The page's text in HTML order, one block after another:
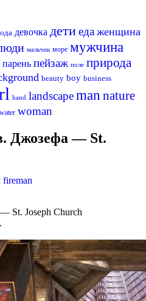
девочка детиеда женщина
мальчик море мужчина
парень пейзаж поле природа
beauty boy business
hand landscapeman nature
water woman
Джозефа — St.
fireman
St. Joseph Church